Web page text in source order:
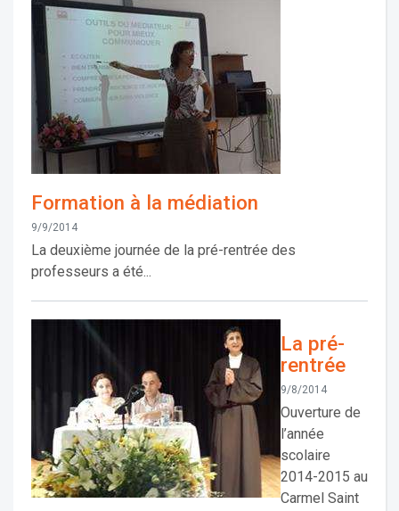
Formation à la médiation
9/9/2014
La deuxième journée de la pré-rentrée des
professeurs a été...
La pré-
rentrée
9/8/2014
Ouverture de
l’année
scolaire
2014-2015 au
Carmel Saint